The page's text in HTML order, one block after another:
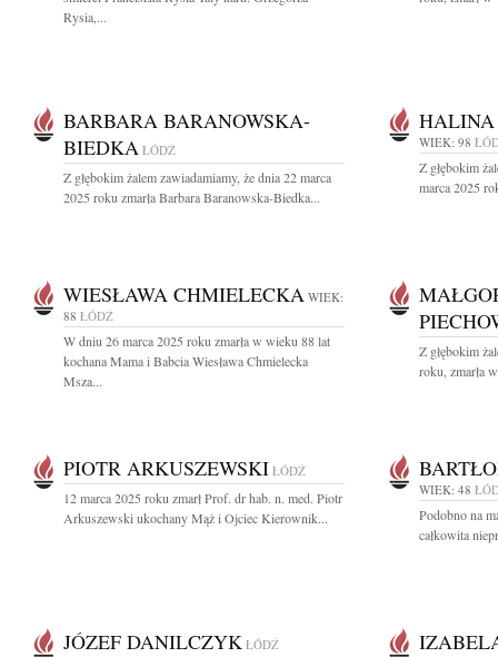
Rysia,...
BARBARA BARANOWSKA-
BIEDKA ŁÓDŹ
Z głębokim żalem zawiadamiamy, że dnia 22 marca
2025 roku zmarła Barbara Baranowska-Biedka...
HALINA
WIEK: 98
Z głębokim
marca 2025
WIESŁAWA CHMIELECKA WIEK:
88 ŁÓDŹ
W dniu 26 marca 2025 roku zmarła w wieku 88 lat
kochana Mama i Babcia Wiesława Chmielecka
Msza...
Z głębokim
roku, zmarła
PIOTR ARKUSZEWSKI ŁÓDŹ
12 marca 2025 roku zmarł Prof. dr hab. n. med. Piotr
Arkuszewski ukochany Mąż i Ojciec Kierownik...
WIEK: 48
Podobno na
całkowita
JÓZEF DANILCZYK ŁÓDŹ